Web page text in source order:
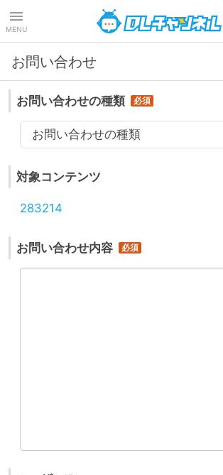
MENU
お問い合わせ
お問い合わせの種類
お問い合わせの種類
対象コンテンツ
283214
お問い合わせ内容